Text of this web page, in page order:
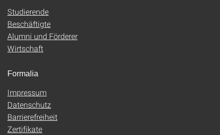
Studierende
Beschäftigte
Alumni und Förderer
Wirtschaft
Formalia
Impressum
Datenschutz
Barrierefreiheit
Zertifikate